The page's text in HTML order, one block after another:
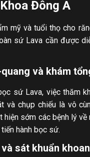
Đông A
mỹ và tuổi thọ cho
sứ Lava cần được
và khám
sứ Lava, việc thăm
và chụp chiếu là vô
hiện sớm các bệnh lý về
hành bọc sứ.
sát khuẩn